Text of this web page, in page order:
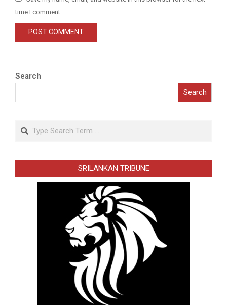
time I comment.
Search
Search
Search
SRILANKAN TRIBUNE